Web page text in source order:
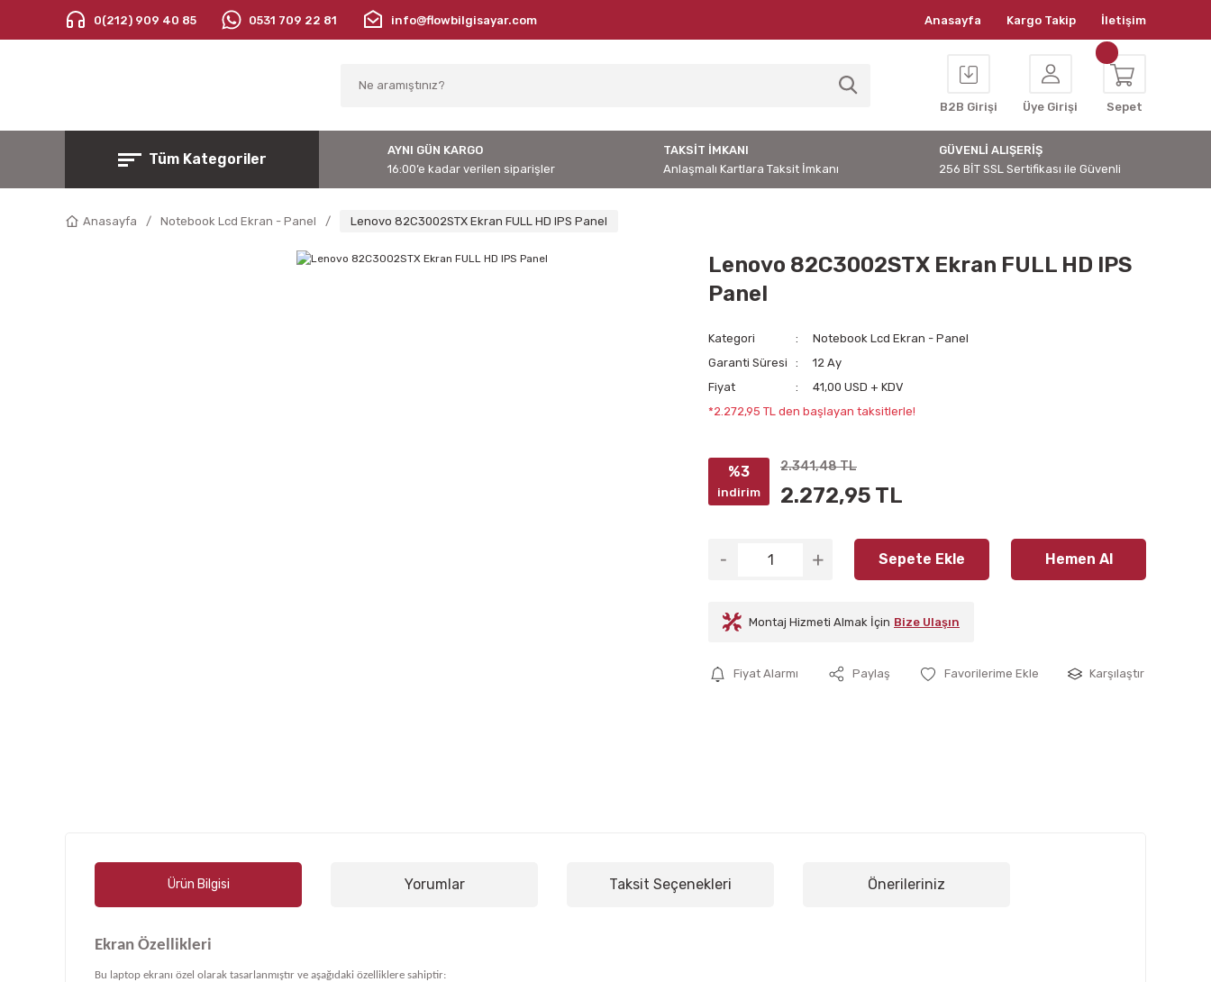
0(212) 909 40 85 0531 709 22 81 info@flowbilgisayar.com Anasayfa Kargo Takip İletişim
B2B Girişi Üye Girişi Sepet
Tüm Kategoriler
AYNI GÜN KARGO
16:00’e kadar verilen siparişler
TAKSİT İMKANI
Anlaşmalı Kartlara Taksit İmkanı
GÜVENLİ ALIŞERİŞ
256 BİT SSL Sertifikası ile Güvenli
Anasayfa Notebook Lcd Ekran - Panel Lenovo 82C3002STX Ekran FULL HD IPS Panel
Lenovo 82C3002STX Ekran FULL HD IPS
Panel
Kategori
Notebook Lcd Ekran - Panel
Garanti Süresi
12 Ay
Fiyat
41,00 USD + KDV
*2.272,95 TL den başlayan taksitlerle!
%3
indirim
2.341,48 TL
2.272,95 TL
Sepete Ekle Hemen Al
Montaj Hizmeti Almak İçin Bize Ulaşın
Fiyat Alarmı Paylaş Karşılaştır
Ürün Bilgisi Yorumlar Taksit Seçenekleri Önerileriniz
Ekran Özellikleri
Bu laptop ekranı özel olarak tasarlanmıştır ve aşağıdaki özelliklere sahiptir: